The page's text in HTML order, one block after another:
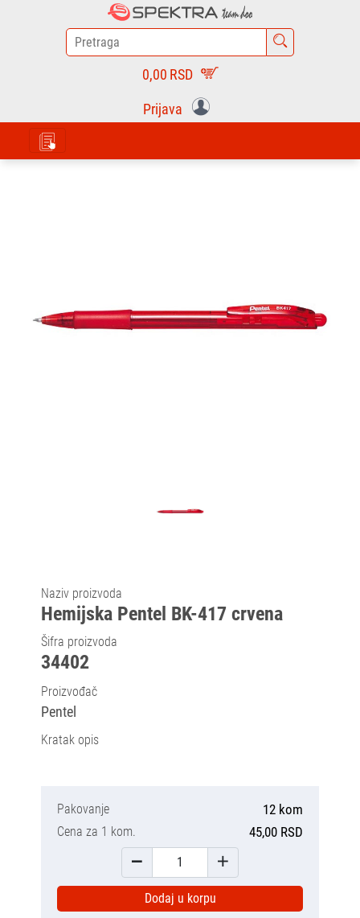
0,00 RSD
Prijava
Naziv proizvoda
Hemijska Pentel BK-417 crvena
Šifra proizvoda
34402
Proizvođač
Pentel
Kratak opis
Pakovanje 12 kom
Cena za 1 kom. 45,00 RSD
Dodaj u korpu